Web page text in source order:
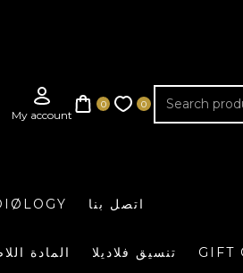
اتصل بنا
المادة تنسيق فلاديلا GIFT